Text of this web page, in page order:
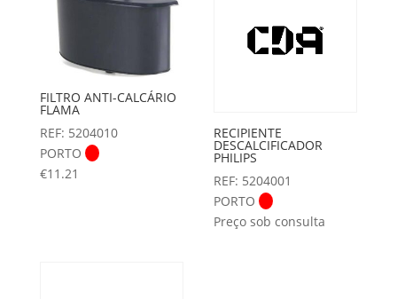
FILTRO ANTI-CALCÁRIO
FLAMA
REF: 5204010
PORTO
€11.21
RECIPIENTE
DESCALCIFICADOR
PHILIPS
REF: 5204001
PORTO
Preço sob consulta